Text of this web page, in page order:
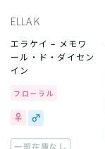
ELLA K
エラケイ – メモワ
ール・ド・ダイセン
イン
フローラル
一部在庫なし